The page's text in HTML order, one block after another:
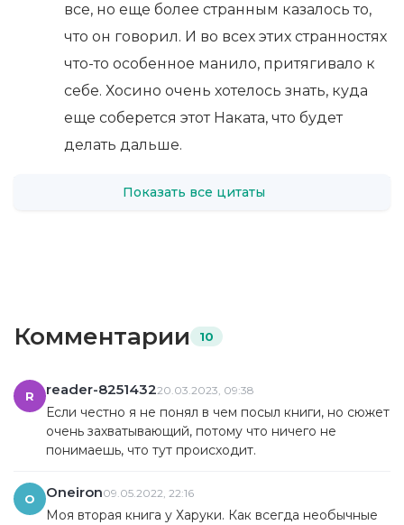
все, но еще более странным казалось то,
что он говорил. И во всех этих странностях
что-то особенное манило, притягивало к
себе. Хосино очень хотелось знать, куда
еще соберется этот Наката, что будет
делать дальше.
Показать все цитаты
Комментарии 10
R reader-825143220.03.2023, 09:38
Если честно я не понял в чем посыл книги, но сюжет
очень захватывающий, потому что ничего не
понимаешь, что тут происходит.
O Oneiron09.05.2022, 22:16
Моя вторая книга у Харуки. Как всегда необычные